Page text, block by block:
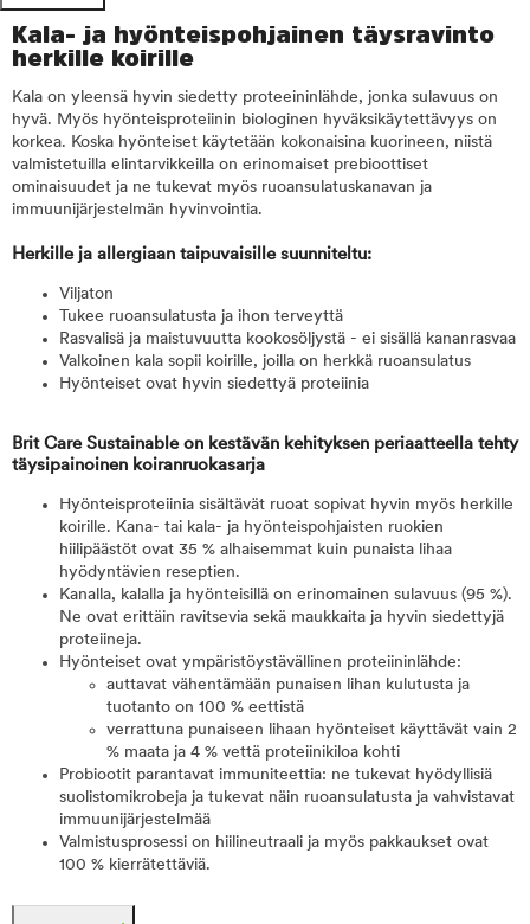
Kala- ja hyönteispohjainen täysravinto
herkille koirille
Kala on yleensä hyvin siedetty proteeininlähde, jonka sulavuus on
hyvä. Myös hyönteisproteiinin biologinen hyväksikäytettävyys on
korkea. Koska hyönteiset käytetään kokonaisina kuorineen, niistä
valmistetuilla elintarvikkeilla on erinomaiset prebioottiset
ominaisuudet ja ne tukevat myös ruoansulatuskanavan ja
immuunijärjestelmän hyvinvointia.
Herkille ja allergiaan taipuvaisille suunniteltu:
Viljaton
Tukee ruoansulatusta ja ihon terveyttä
Rasvalisä ja maistuvuutta kookosöljystä - ei sisällä kananrasvaa
Valkoinen kala sopii koirille, joilla on herkkä ruoansulatus
Hyönteiset ovat hyvin siedettyä proteiinia
Brit Care Sustainable on kestävän kehityksen periaatteella tehty
täysipainoinen koiranruokasarja
Hyönteisproteiinia sisältävät ruoat sopivat hyvin myös herkille
koirille. Kana- tai kala- ja hyönteispohjaisten ruokien
hiilipäästöt ovat 35 % alhaisemmat kuin punaista lihaa
hyödyntävien reseptien.
Kanalla, kalalla ja hyönteisillä on erinomainen sulavuus (95 %).
Ne ovat erittäin ravitsevia sekä maukkaita ja hyvin siedettyjä
proteiineja.
Hyönteiset ovat ympäristöystävällinen proteiininlähde:
auttavat vähentämään punaisen lihan kulutusta ja
tuotanto on 100 % eettistä
verrattuna punaiseen lihaan hyönteiset käyttävät vain 2
% maata ja 4 % vettä proteiinikiloa kohti
Probiootit parantavat immuniteettia: ne tukevat hyödyllisiä
suolistomikrobeja ja tukevat näin ruoansulatusta ja vahvistavat
immuunijärjestelmää
Valmistusprosessi on hiilineutraali ja myös pakkaukset ovat
100 % kierrätettäviä.